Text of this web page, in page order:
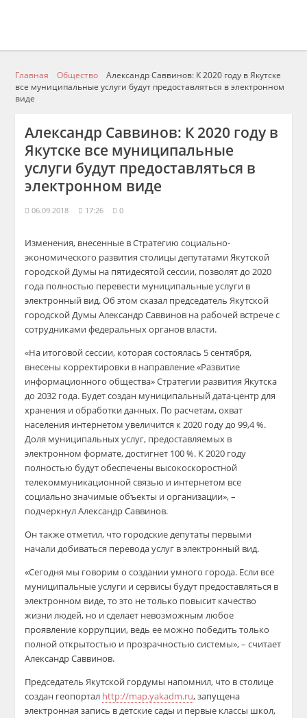
Главная Общество
Александр Саввинов: К 2020 году в Якутске
все муниципальные услуги будут предоставляться в электронном
виде
Александр Саввинов: К 2020 году в
Якутске все муниципальные
услуги будут предоставляться в
электронном виде
06.09.2018 17:26 0
Изменения, внесенные в Стратегию социально-
экономического развития столицы депутатами Якутской
городской Думы на пятидесятой сессии, позволят до 2020
года полностью перевести муниципальные услуги в
электронный вид. Об этом сказал председатель Якутской
городской Думы Александр Саввинов на рабочей встрече с
сотрудниками федеральных органов власти.
«На итоговой сессии, которая состоялась 5 сентября,
внесены корректировки в направление «Развитие
информационного общества» Стратегии развития Якутска
до 2032 года. Будет создан муниципальный дата-центр для
хранения и обработки данных. По расчетам, охват
населения интернетом увеличится к 2020 году до 99,4 %.
Доля муниципальных услуг, предоставляемых в
электронном формате, достигнет 100 %. К 2020 году
полностью будут обеспечены высокоскоростной
телекоммуникационной связью и интернетом все
социально значимые объекты и организации», –
подчеркнул Александр Саввинов.
Он также отметил, что городские депутаты первыми
начали добиваться перевода услуг в электронный вид.
«Сегодня мы говорим о создании умного города. Если все
муниципальные услуги и сервисы будут предоставляться в
электронном виде, то это не только повысит качество
жизни людей, но и сделает невозможным любое
проявление коррупции, ведь ее можно победить только
полной открытостью и прозрачностью системы»,– считает
Александр Саввинов.
Председатель Якутской гордумы напомнил, что в столице
создан геопортал http://map.yakadm.ru, запущена
электронная запись в детские сады и первые классы школ,